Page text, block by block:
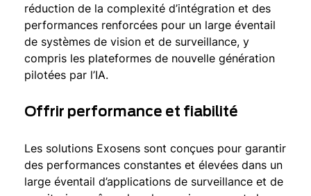
réduction de la complexité d’intégration et des
performances renforcées pour un large éventail
de systèmes de vision et de surveillance, y
compris les plateformes de nouvelle génération
pilotées par l’IA.
Offrir performance et fiabilité
Les solutions Exosens sont conçues pour garantir
des performances constantes et élevées dans un
large éventail d’applications de surveillance et de